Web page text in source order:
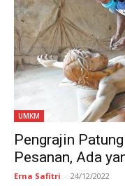
UMKM
Pengrajin
Pesanan, Ada
Erna Safitri - 24/12/2022